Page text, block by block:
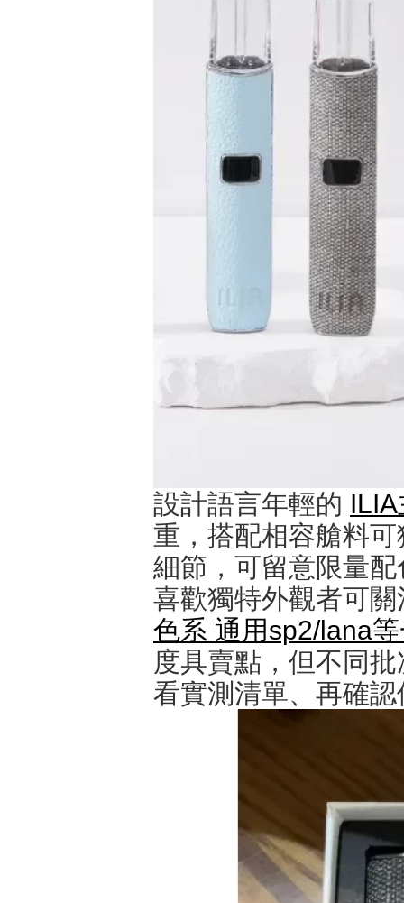
設計語言年輕的
重，搭配相容艙料
細節，可留意限量
喜歡獨特外觀者可關
色系 通用sp2/lana
度具賣點，但不同
看實測清單、再確